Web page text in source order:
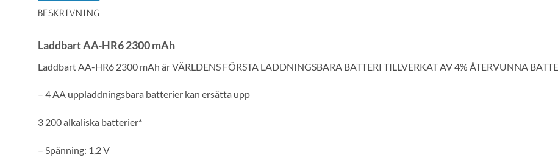
BESKRIVNING
Laddbart AA-HR6 2300 mAh
Laddbart AA-HR6 2300 mAh är VÄRLDENS FÖRSTA LADDNINGSBARA BATTERI TILLVERKAT AV 4% ÅTERVUNNA
– 4 AA uppladdningsbara batterier kan ersätta upp
3 200 alkaliska batterier*
– Spänning: 1,2 V